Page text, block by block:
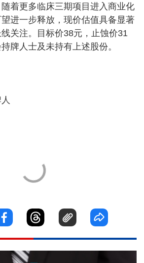
着更多临床三期项目进入商业化
进一步释放，现价估值具备显著
关注。目标价38元，止蚀价31
牌人士及未持有上述股份。